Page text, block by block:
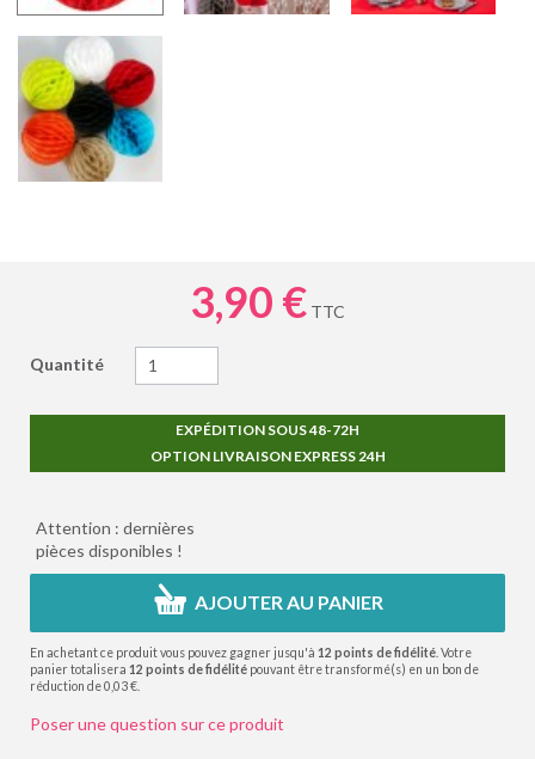
3,90 € TTC
Quantité
EXPÉDITION SOUS 48-72H
OPTION LIVRAISON EXPRESS 24H
Attention : dernières
pièces disponibles !
AJOUTER AU PANIER
En achetant ce produit vous pouvez gagner jusqu'à 12 points de fidélité . Votre
panier totalisera 12 points de fidélité pouvant être transformé(s) en un bon de
réduction de0,03 €
Poser une question sur ce produit